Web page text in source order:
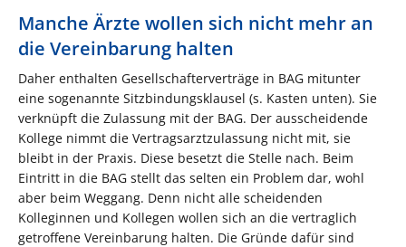
Manche Ärzte wollen sich nicht mehr an
die Vereinbarung halten
Daher enthalten Gesellschafterverträge in BAG mitunter
eine sogenannte Sitzbindungsklausel (s. Kasten unten). Sie
verknüpft die Zulassung mit der BAG. Der ausscheidende
Kollege nimmt die Vertragsarztzulassung nicht mit, sie
bleibt in der Praxis. Diese besetzt die Stelle nach. Beim
Eintritt in die BAG stellt das selten ein Problem dar, wohl
aber beim Weggang. Denn nicht alle scheidenden
Kolleginnen und Kollegen wollen sich an die vertraglich
getroffene Vereinbarung halten. Die Gründe dafür sind